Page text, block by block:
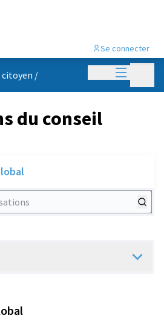
Menu
Se connecter
/
du conseil